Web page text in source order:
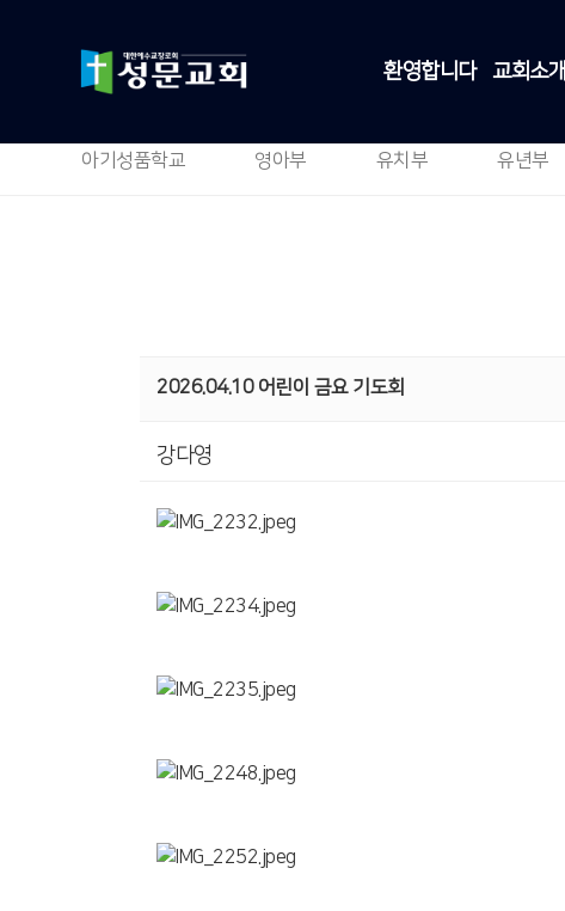
환영합니다 교회소개
아기성품학교 영아부 유치부 유년부
2026.04.10 어린이 금요 기도회
강다영